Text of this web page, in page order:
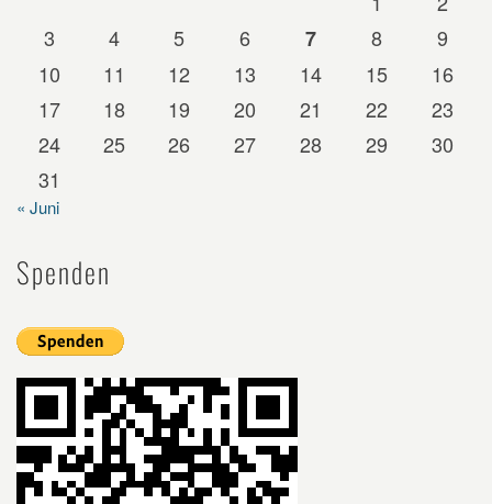
3
4 5 6 7 8
9
10
11 12 13 14 15
16
17
18 19 20 21 22
23
24
25 26 27 28 29
30
31
« Juni
Spenden